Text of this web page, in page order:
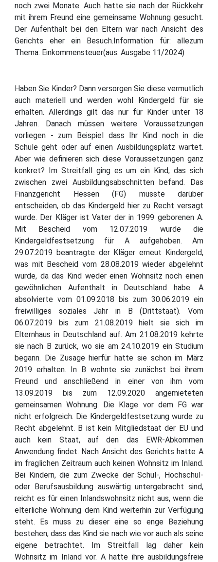
noch zwei Monate. Auch hatte sie nach der Rückkehr
mit ihrem Freund eine gemeinsame Wohnung gesucht.
Der Aufenthalt bei den Eltern war nach Ansicht des
Gerichts eher ein Besuch.Information für: allezum
Thema: Einkommensteuer(aus: Ausgabe 11/2024)
Haben Sie Kinder? Dann versorgen Sie diese vermutlich
auch materiell und werden wohl Kindergeld für sie
erhalten. Allerdings gilt das nur für Kinder unter 18
Jahren. Danach müssen weitere Voraussetzungen
vorliegen - zum Beispiel dass Ihr Kind noch in die
Schule geht oder auf einen Ausbildungsplatz wartet.
Aber wie definieren sich diese Voraussetzungen ganz
konkret? Im Streitfall ging es um ein Kind, das sich
zwischen zwei Ausbildungsabschnitten befand. Das
Finanzgericht Hessen (FG) musste darüber
entscheiden, ob das Kindergeld hier zu Recht versagt
wurde. Der Kläger ist Vater der in 1999 geborenen A.
Mit Bescheid vom 12.07.2019 wurde die
Kindergeldfestsetzung für A aufgehoben. Am
29.07.2019 beantragte der Kläger erneut Kindergeld,
was mit Bescheid vom 28.08.2019 wieder abgelehnt
wurde, da das Kind weder einen Wohnsitz noch einen
gewöhnlichen Aufenthalt in Deutschland habe. A
absolvierte vom 01.09.2018 bis zum 30.06.2019 ein
freiwilliges soziales Jahr in B (Drittstaat). Vom
06.07.2019 bis zum 21.08.2019 hielt sie sich im
Elternhaus in Deutschland auf. Am 21.08.2019 kehrte
sie nach B zurück, wo sie am 24.10.2019 ein Studium
begann. Die Zusage hierfür hatte sie schon im März
2019 erhalten. In B wohnte sie zunächst bei ihrem
Freund und anschließend in einer von ihm vom
13.09.2019 bis zum 12.09.2020 angemieteten
gemeinsamen Wohnung. Die Klage vor dem FG war
nicht erfolgreich. Die Kindergeldfestsetzung wurde zu
Recht abgelehnt. B ist kein Mitgliedstaat der EU und
auch kein Staat, auf den das EWR-Abkommen
Anwendung findet. Nach Ansicht des Gerichts hatte A
im fraglichen Zeitraum auch keinen Wohnsitz im Inland.
Bei Kindern, die zum Zwecke der Schul-, Hochschul-
oder Berufsausbildung auswärtig untergebracht sind,
reicht es für einen Inlandswohnsitz nicht aus, wenn die
elterliche Wohnung dem Kind weiterhin zur Verfügung
steht. Es muss zu dieser eine so enge Beziehung
bestehen, dass das Kind sie nach wie vor auch als seine
eigene betrachtet. Im Streitfall lag daher kein
Wohnsitz im Inland vor. A hatte ihre ausbildungsfreie